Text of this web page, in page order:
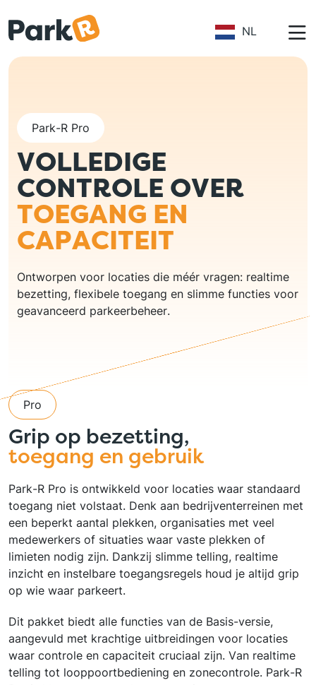
NL
Park-R Pro
VOLLEDIGE
CONTROLE OVER
TOEGANG EN
CAPACITEIT
Ontworpen voor locaties die méér vragen: realtime
bezetting, flexibele toegang en slimme functies voor
geavanceerd parkeerbeheer.
Pro
Grip op bezetting,
toegang en gebruik
Park-R Pro is ontwikkeld voor locaties waar standaard
toegang niet volstaat. Denk aan bedrijventerreinen met
een beperkt aantal plekken, organisaties met veel
medewerkers of situaties waar vaste plekken of
limieten nodig zijn. Dankzij slimme telling, realtime
inzicht en instelbare toegangsregels houd je altijd grip
op wie waar parkeert.
Dit pakket biedt alle functies van de Basis-versie,
aangevuld met krachtige uitbreidingen voor locaties
waar controle en capaciteit cruciaal zijn. Van realtime
telling tot looppoortbediening en zonecontrole. Park-R